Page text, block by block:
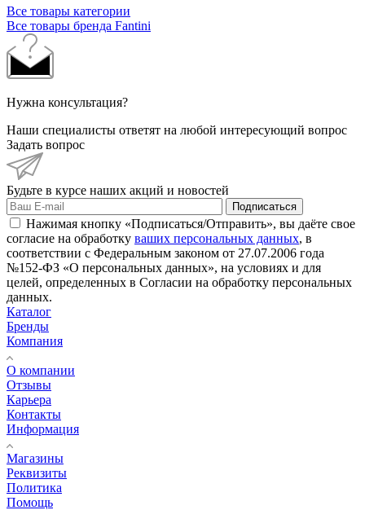
Все товары категории
Все товары бренда Fantini
Нужна консультация?
Наши специалисты ответят на любой интересующий вопрос
Задать вопрос
Будьте в курсе наших акций и новостей
Подписаться
Нажимая кнопку «Подписаться/Отправить», вы даёте свое
согласие на обработку ваших персональных данных, в
соответствии с Федеральным законом от 27.07.2006 года
№152-ФЗ «О персональных данных», на условиях и для
целей, определенных в Согласии на обработку персональных
данных.
Каталог
Бренды
Компания
О компании
Отзывы
Карьера
Контакты
Информация
Магазины
Реквизиты
Политика
Помощь